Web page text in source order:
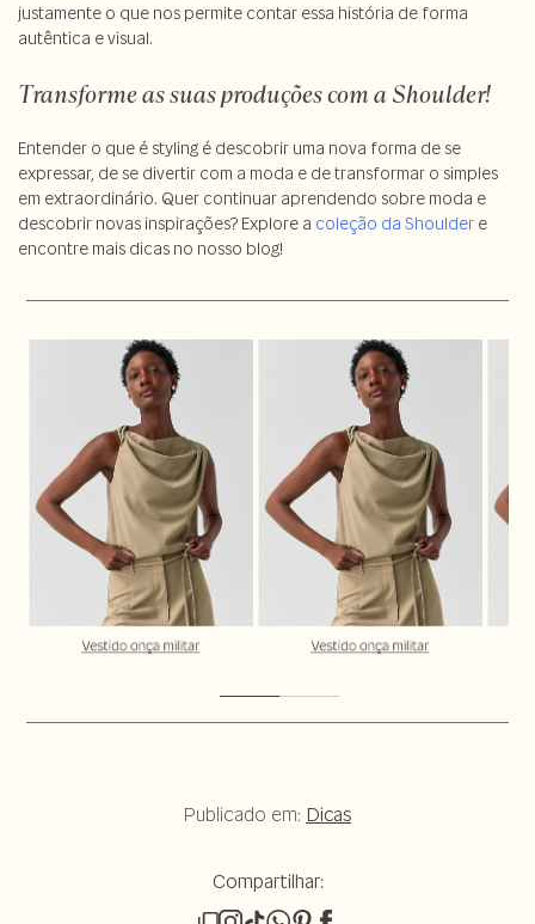
justamente o que nos permite contar essa história de forma
autêntica e visual.
Transforme as suas produções com a Shoulder!
Entender o que é styling é descobrir uma nova forma de se
expressar, de se divertir com a moda e de transformar o simples
em extraordinário. Quer continuar aprendendo sobre moda e
descobrir novas inspirações? Explore a coleção da Shoulder e
encontre mais dicas no nosso blog!
Publicado em: Dicas
Compartilhar: